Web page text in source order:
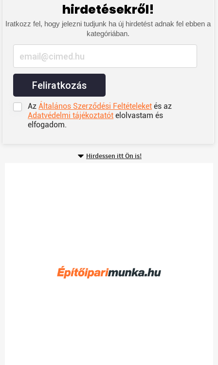
hirdetésekről!
Iratkozz fel, hogy jelezni tudjunk ha új hirdetést adnak fel ebben a
kategóriában.
Feliratkozás
AzÁltalános Szerződési Feltételeket és az
Adatvédelmi tájékoztatót elolvastam és
elfogadom.
Hirdessen itt Ön is!